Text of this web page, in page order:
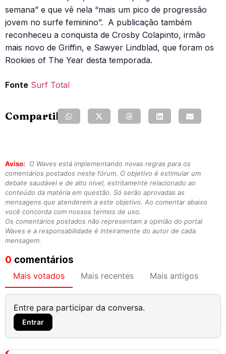
semana” e que vê nela “mais um pico de progressão
jovem no surfe feminino”. A publicação também
reconheceu a conquista de Crosby Colapinto, irmão
mais novo de Griffin, e Sawyer Lindblad, que foram os
Rookies of The Year desta temporada.
Fonte Surf Total
Compartilhe:
Aviso:
O Waves está implementando novas regras para os
comentários postados neste fórum. O objetivo é estimular um
debate saudável e de alto nível, estritamente relacionado ao
conteúdo da matéria em questão. Só serão aprovadas as
mensagens que atenderem a este objetivo. Ao comentar abaixo
você concorda com nossos termos de uso.
Os comentários postados não representam a opinião do portal
Waves e a responsabilidade é inteiramente do autor de cada
mensagem.
0 comentários
Mais votados Mais recentes Mais antigos
Entre para participar da conversa.
Entrar